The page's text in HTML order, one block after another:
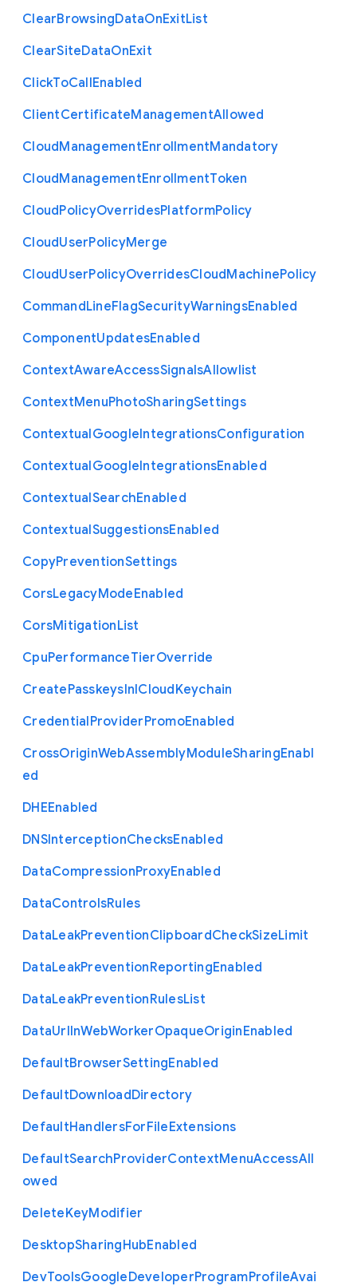
ClearBrowsingDataOnExitList
ClearSiteDataOnExit
ClickToCallEnabled
ClientCertificateManagementAllowed
CloudManagementEnrollmentMandatory
CloudManagementEnrollmentToken
CloudPolicyOverridesPlatformPolicy
CloudUserPolicyMerge
CloudUserPolicyOverridesCloudMachinePolicy
CommandLineFlagSecurityWarningsEnabled
ComponentUpdatesEnabled
ContextAwareAccessSignalsAllowlist
ContextMenuPhotoSharingSettings
ContextualGoogleIntegrationsConfiguration
ContextualGoogleIntegrationsEnabled
ContextualSearchEnabled
ContextualSuggestionsEnabled
CopyPreventionSettings
CorsLegacyModeEnabled
CorsMitigationList
CpuPerformanceTierOverride
CreatePasskeysInICloudKeychain
CredentialProviderPromoEnabled
CrossOriginWebAssemblyModuleSharingEnabl
ed
DHEEnabled
DNSInterceptionChecksEnabled
DataCompressionProxyEnabled
DataControlsRules
DataLeakPreventionClipboardCheckSizeLimit
DataLeakPreventionReportingEnabled
DataLeakPreventionRulesList
DataUrlInWebWorkerOpaqueOriginEnabled
DefaultBrowserSettingEnabled
DefaultDownloadDirectory
DefaultHandlersForFileExtensions
DefaultSearchProviderContextMenuAccessAll
owed
DeleteKeyModifier
DesktopSharingHubEnabled
DevToolsGoogleDeveloperProgramProfileAvai